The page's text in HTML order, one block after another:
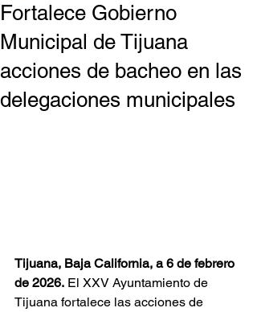
Fortalece Gobierno
Municipal de Tijuana
acciones de bacheo en las
delegaciones municipales
Tijuana, Baja California, a 6 de febrero
de 2026. El XXV Ayuntamiento de
Tijuana fortalece las acciones de